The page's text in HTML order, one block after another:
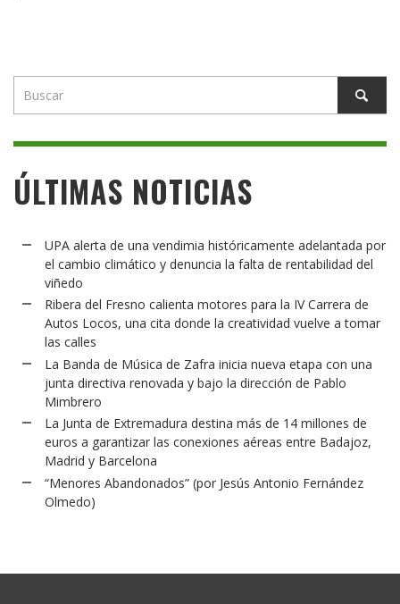
ÚLTIMAS NOTICIAS
UPA alerta de una vendimia históricamente adelantada por
el cambio climático y denuncia la falta de rentabilidad del
viñedo
Ribera del Fresno calienta motores para la IV Carrera de
Autos Locos, una cita donde la creatividad vuelve a tomar
las calles
La Banda de Música de Zafra inicia nueva etapa con una
junta directiva renovada y bajo la dirección de Pablo
Mimbrero
La Junta de Extremadura destina más de 14 millones de
euros a garantizar las conexiones aéreas entre Badajoz,
Madrid y Barcelona
“Menores Abandonados” (por Jesús Antonio Fernández
Olmedo)